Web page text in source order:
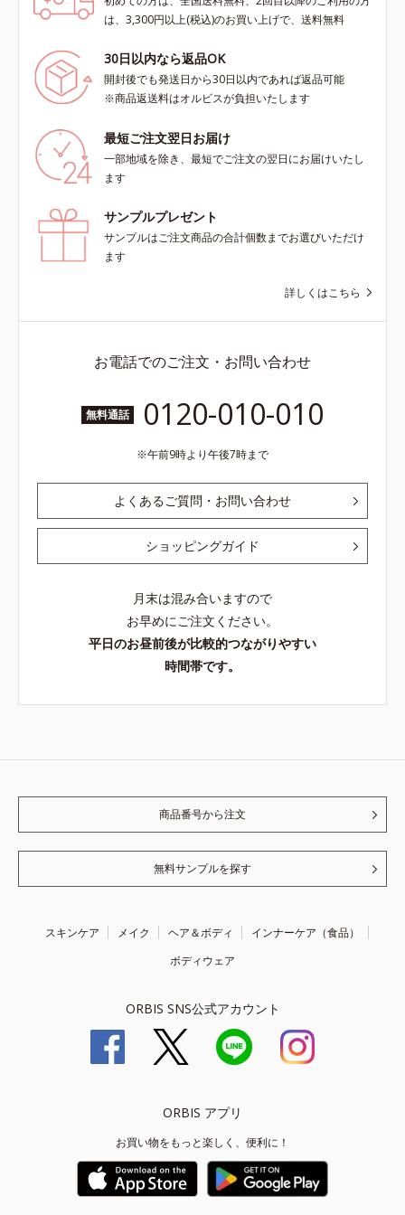
は、3,300円以上(税込)のお買い上げで、送料無料
30日以内なら返品OK
開封後でも発送日から30日以内であれば返品可能
※商品返送料はオルビスが負担いたします
最短ご注文翌日お届け
一部地域を除き、最短でご注文の翌日にお届けいたし
ます
サンプルプレゼント
サンプルはご注文商品の合計個数までお選びいただけ
ます
詳しくはこちら
お電話でのご注文・お問い合わせ
無料通話 0120-010-010
午前9時より午後7時まで
よくあるご質問・お問い合わせ
ショッピングガイド
月末は混み合いますので
お早めにご注文ください。
平日のお昼前後が比較的つながりやすい
時間帯です。
商品番号から注文
無料サンプルを探す
スキンケア メイク ヘア＆ボディ
インナーケア（食品）
ボディウェア
ORBIS SNS公式アカウント
ORBIS アプリ
お買い物をもっと楽しく、便利に！